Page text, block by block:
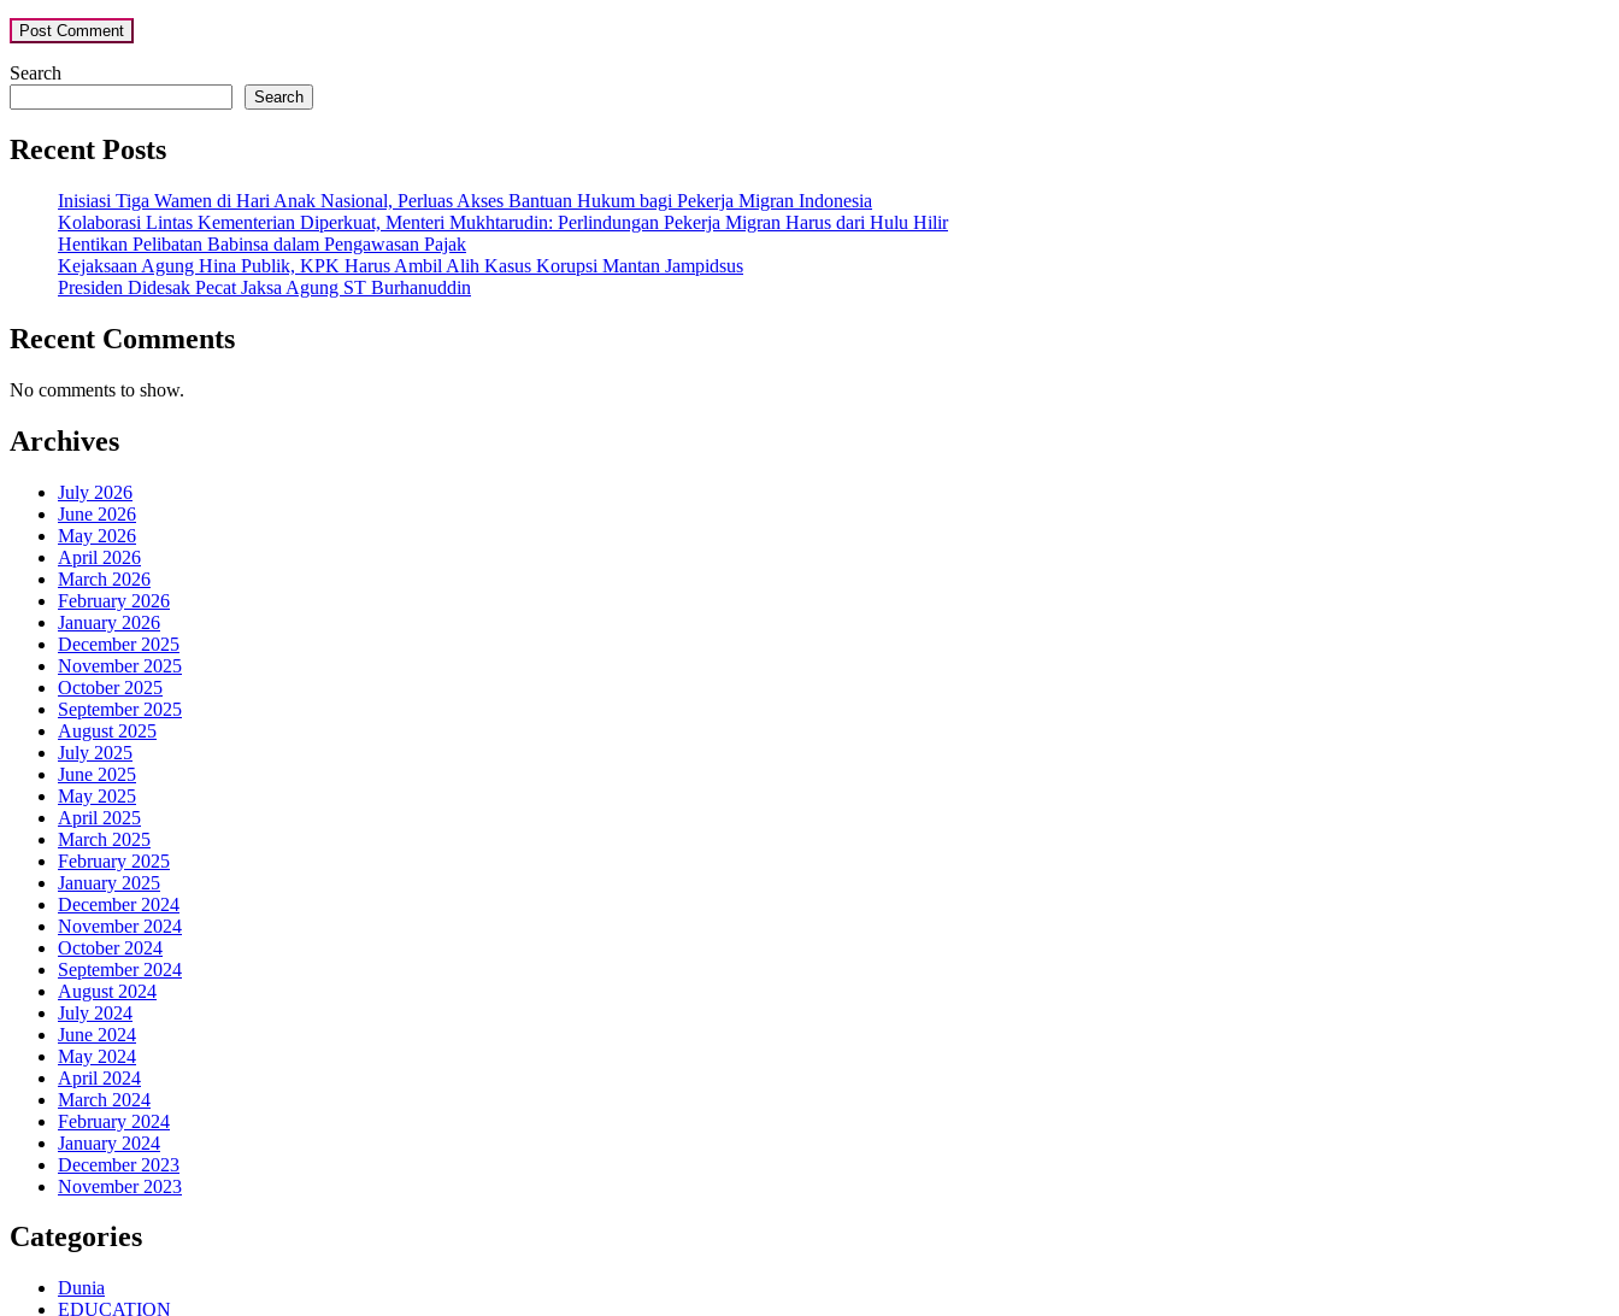
Search
Search
Recent Posts
Inisiasi Tiga Wamen di Hari Anak Nasional, Perluas Akses Bantuan Hukum bagi Pekerja Migran Indonesia
Kolaborasi Lintas Kementerian Diperkuat, Menteri Mukhtarudin: Perlindungan Pekerja Migran Harus dari Hulu Hilir
Hentikan Pelibatan Babinsa dalam Pengawasan Pajak
Kejaksaan Agung Hina Publik, KPK Harus Ambil Alih Kasus Korupsi Mantan Jampidsus
Presiden Didesak Pecat Jaksa Agung ST Burhanuddin
Recent Comments
No comments to show.
Archives
July 2026
June 2026
May 2026
April 2026
March 2026
February 2026
January 2026
December 2025
November 2025
October 2025
September 2025
August 2025
July 2025
June 2025
May 2025
April 2025
March 2025
February 2025
January 2025
December 2024
November 2024
October 2024
September 2024
August 2024
July 2024
June 2024
May 2024
April 2024
March 2024
February 2024
January 2024
December 2023
November 2023
Categories
Dunia
EDUCATION